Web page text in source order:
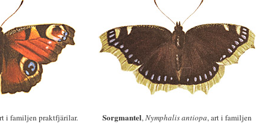
i familjen praktfjärilar.
Sorgmantel,Nymphalis antiopa, art i familjen